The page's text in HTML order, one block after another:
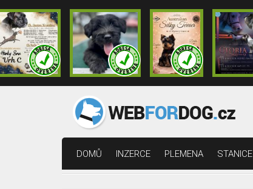
DOMŮ INZERCE PLEMENA STANICE